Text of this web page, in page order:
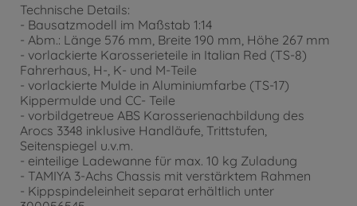
Technische Details:
- Bausatzmodell im Maßstab 1:14
- Abm.: Länge 576 mm, Breite 190 mm, Höhe 267 mm
- vorlackierte Karosserieteile in Italian Red (TS-8)
Fahrerhaus, H-, K- und M-Teile
- vorlackierte Mulde in Aluminiumfarbe (TS-17)
Kippermulde und CC- Teile
- vorbildgetreue ABS Karosserienachbildung des
Arocs 3348 inklusive Handläufe, Trittstufen,
Seitenspiegel u.v.m.
- einteilige Ladewanne für max. 10 kg Zuladung
- TAMIYA 3-Achs Chassis mit verstärktem Rahmen
- Kippspindeleinheit separat erhältlich unter